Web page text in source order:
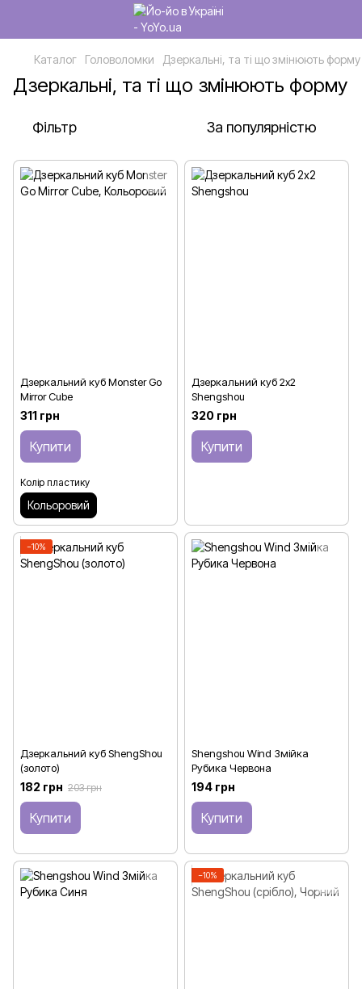
Каталог Головоломки Дзеркальні, та ті що змінюють форму
Дзеркальні, та ті що змінюють форму
Фільтр За популярністю
Дзеркальний куб Monster Go
Mirror Cube
311 грн
Купити
Колір пластику
Кольоровий
Дзеркальний куб 2х2
Shengshou
320 грн
Купити
−10%
Дзеркальний куб ShengShou
(золото)
182 грн 203 грн
Купити
Shengshou Wind Змійка
Рубика Червона
194 грн
Купити
−10%